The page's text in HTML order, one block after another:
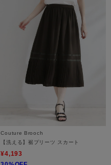
Couture Brooch
【洗える】裾プリーツ スカート
¥4,193